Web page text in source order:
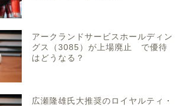
アークランドサービスホールディン
グス（3085）が上場廃止 で優待
はどうなる？
広瀬隆雄氏大推奨のロイヤルティ・